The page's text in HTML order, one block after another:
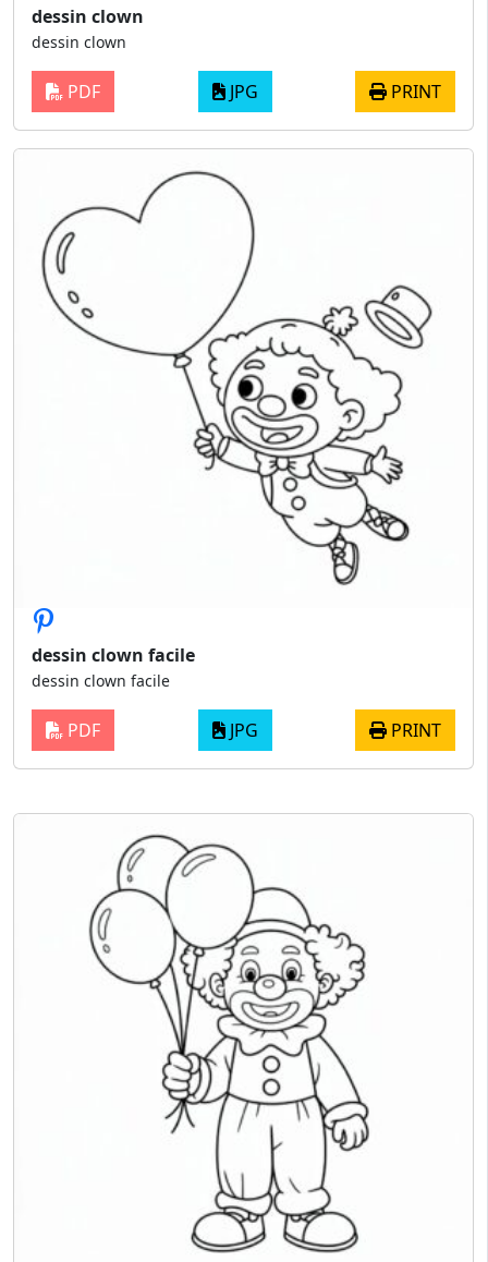
dessin clown
dessin clown
PDF JPG PRINT
dessin clown facile
dessin clown facile
PDF JPG PRINT